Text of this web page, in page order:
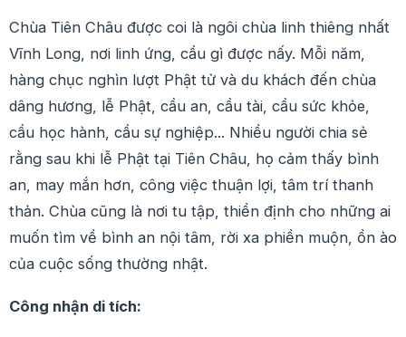
Chùa Tiên Châu được coi là ngôi chùa linh thiêng nhất
Vĩnh Long, nơi linh ứng, cầu gì được nấy. Mỗi năm,
hàng chục nghìn lượt Phật tử và du khách đến chùa
dâng hương, lễ Phật, cầu an, cầu tài, cầu sức khỏe,
cầu học hành, cầu sự nghiệp... Nhiều người chia sẻ
rằng sau khi lễ Phật tại Tiên Châu, họ cảm thấy bình
an, may mắn hơn, công việc thuận lợi, tâm trí thanh
thản. Chùa cũng là nơi tu tập, thiền định cho những ai
muốn tìm về bình an nội tâm, rời xa phiền muộn, ồn ào
của cuộc sống thường nhật.
Công nhận di tích: